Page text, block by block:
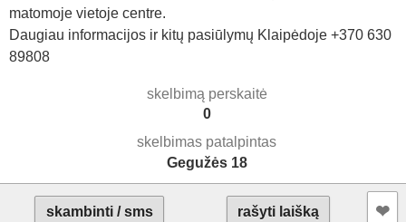
matomoje vietoje centre.
Daugiau informacijos ir kitų pasiūlymų Klaipėdoje +370 630
89808
skelbimą perskaitė
0
skelbimas patalpintas
Gegužės 18
skambinti / sms rašyti laišką ❤︎